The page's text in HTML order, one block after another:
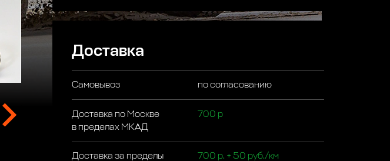
Доставка
Самовывоз по согласованию
Доставка по Москве
в пределах МКАД
700 р
Доставка за пределы
700 р. + 50 руб./км